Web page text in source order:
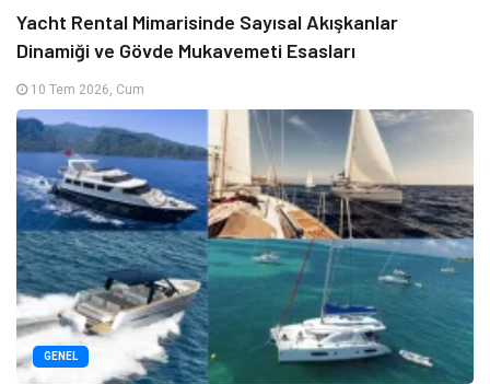
Yacht Rental Mimarisinde Sayısal Akışkanlar
Dinamiği ve Gövde Mukavemeti Esasları
10 Tem 2026, Cum
GENEL